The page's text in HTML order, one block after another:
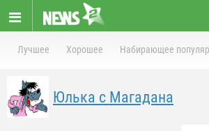
Лучшее Хорошее Набирающее
Юлька с Магадана